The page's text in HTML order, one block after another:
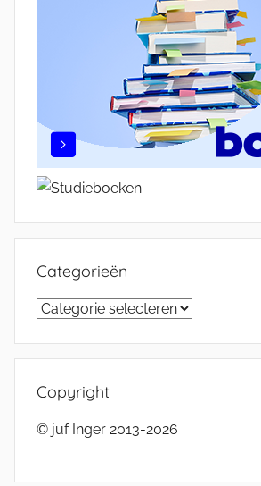
Categorieën
Categorieën
Copyright
© juf Inger 2013-2026